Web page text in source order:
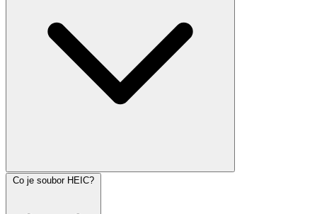
Co je soubor HEIC?